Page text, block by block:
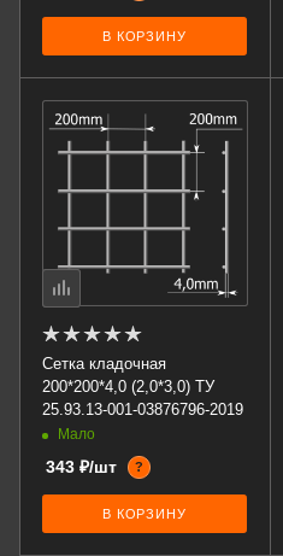
В КОРЗИНУ
Сетка кладочная
200*200*4,0 (2,0*3,0) ТУ
25.93.13-001-03876796-2019
Мало
343 ₽/шт ?
В КОРЗИНУ